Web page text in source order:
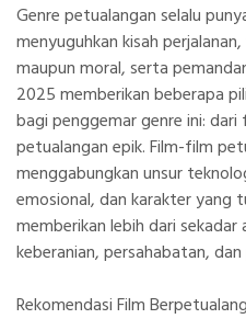
Genre petualangan selalu
menyuguhkan kisah
maupun moral, serta
2025 memberikan beberapa
bagi penggemar genre ini:
petualangan epik. Film-film
menggabungkan unsur
emosional, dan karakter
memberikan lebih dari
keberanian, persahabatan,
Rekomendasi Film